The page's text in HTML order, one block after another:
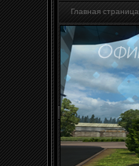
Главная страница